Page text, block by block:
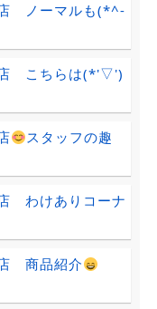
店 ノーマルも(*^-
店 こちらは(*'▽')
スタッフの趣
わけありコーナ
商品紹介